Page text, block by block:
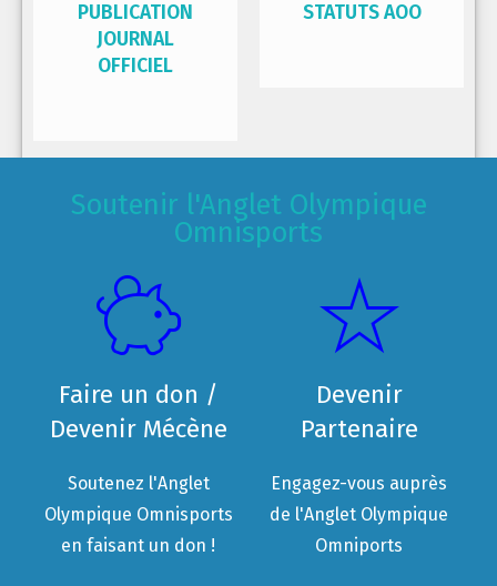
PUBLICATION
JOURNAL
OFFICIEL
STATUTS AOO
Soutenir l'Anglet Olympique
Omnisports
Faire un don /
Devenir Mécène
Soutenez l'Anglet
Olympique Omnisports
en faisant un don !
Devenir
Partenaire
Engagez-vous auprès
de l'Anglet Olympique
Omniports